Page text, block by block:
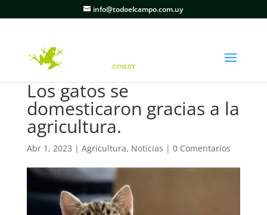
info@todoelcampo.com.uy
Los gatos se
domesticaron gracias a la
agricultura.
Abr 1, 2023 | Agricultura, Noticias | 0 Comentarios